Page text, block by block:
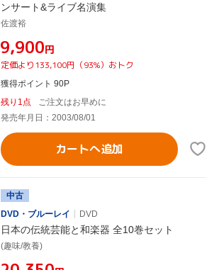
ンサート&ライブ名演集
佐渡裕
¥9,900円
定価より133,100円（93%）おトク
獲得ポイント 90P
残り1点
ご注文はお早めに
発売年月日：2003/08/01
カートへ追加
中古
DVD・ブルーレイ
DVD
日本の伝統芸能と和楽器 全10巻セット
(趣味/教養)